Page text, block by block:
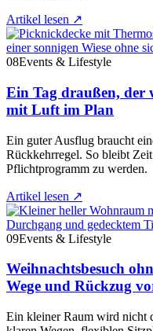
Artikel lesen ↗
08Events & Lifestyle
Ein Tag draußen, der
mit Luft im Plan
Ein guter Ausflug braucht
Rückkehrregel. So bleibt
Pflichtprogramm zu werden.
Artikel lesen ↗
09Events & Lifestyle
Weihnachtsbesuch
Wege und Rückzug
Ein kleiner Raum wird nicht